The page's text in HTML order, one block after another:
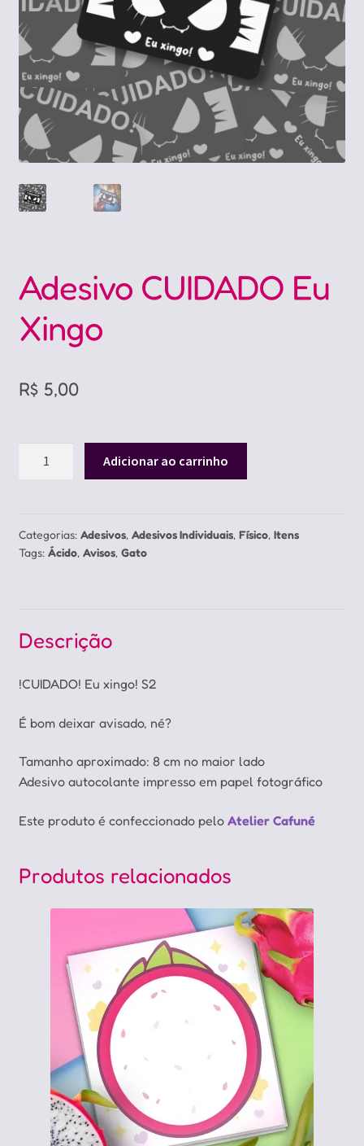
Adesivo CUIDADO Eu
Xingo
R$ 5,00
quantidade
Adicionar ao carrinho
Categorias: Adesivos, Adesivos Individuais, Físico, Itens
Tags: Ácido, Avisos, Gato
Descrição
!CUIDADO! Eu xingo! S2
É bom deixar avisado, né?
Tamanho aproximado: 8 cm no maior lado
Adesivo autocolante impresso em papel fotográfico
Este produto é confeccionado pelo Atelier Cafuné
Produtos relacionados